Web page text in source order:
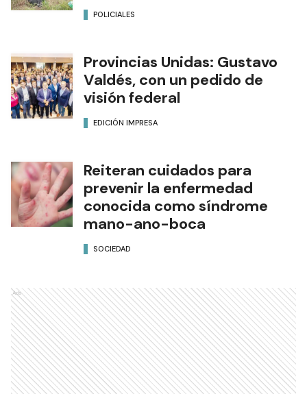
POLICIALES
Provincias Unidas: Gustavo
Valdés, con un pedido de
visión federal
EDICIÓN IMPRESA
Reiteran cuidados para
prevenir la enfermedad
conocida como síndrome
mano-ano-boca
SOCIEDAD
Ads